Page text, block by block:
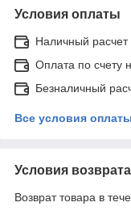
Условия оплаты
Наличный расчет
Оплата по счету
Безналичный
Все условия оплаты
Условия возврата
Возврат товара в